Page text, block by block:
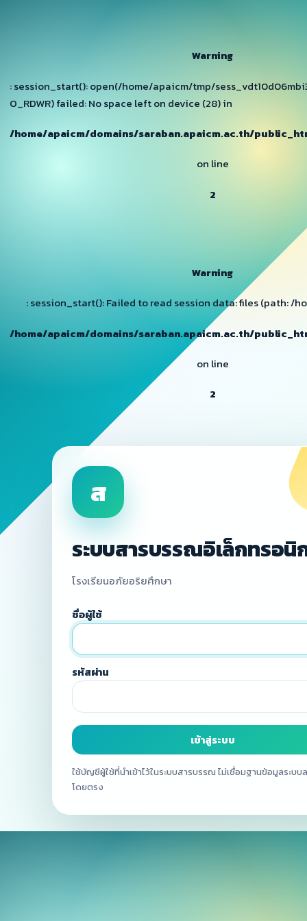
Warning
: session_start(): open(/home/apaicm/tmp/
O_RDWR) failed: No space left on device (28) in
/home/apaicm/domains/saraban.apaicm.ac.th/
on line
2
Warning
: session_start(): Failed to read session data: files (path: /
/home/apaicm/domains/saraban.apaicm.ac.th/
on line
2
ส
ระบบสารบรรณอิเล็กทรอนิ
โรงเรียนอภัยอริยศึกษา
ชื่อผู้ใช้
รหัสผ่าน
เข้าสู่ระบบ
ใช้บัญชีผู้ใช้ที่นำเข้าไว้ในระบบสารบรรณ ไม่เชื่อมฐานข้อมูลระบบ
โดยตรง